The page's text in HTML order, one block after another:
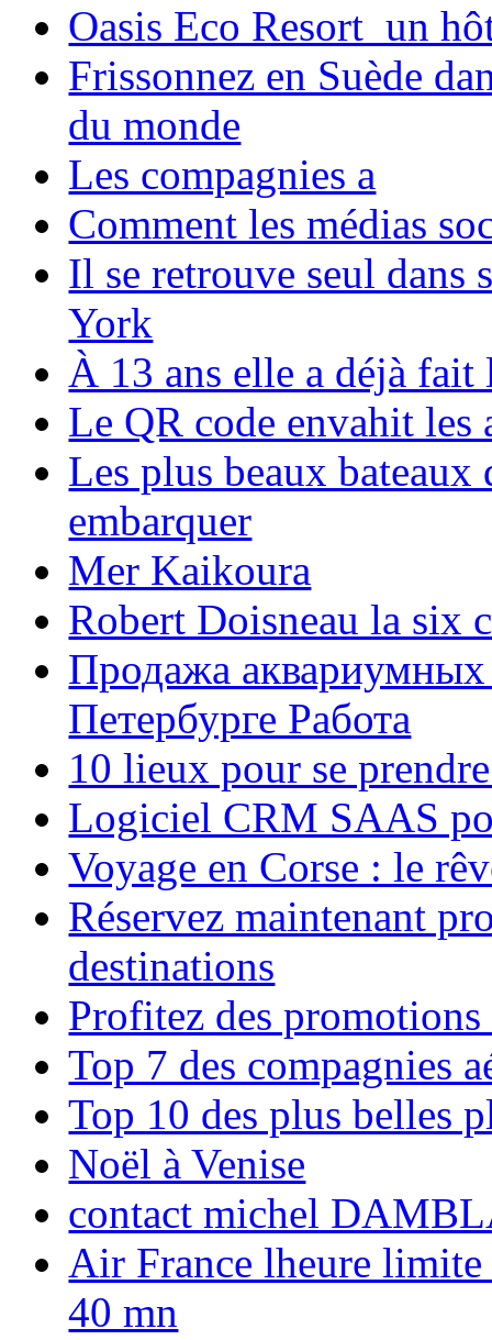
Oasis Eco Resort un
Frissonnez en Suède
du monde
Les compagnies a
Comment les médias
Il se retrouve seul dans
York
À 13 ans elle a déjà
Le QR code envahit les
Les plus beaux bateaux
embarquer
Mer Kaikoura
Robert Doisneau la six
Продажа аквариумных
Петербурге Работа
10 lieux pour se
Logiciel CRM SAAS
Voyage en Corse : le
Réservez maintenant
destinations
Profitez des
Top 7 des compagnies
Top 10 des plus belles
Noël à Venise
contact michel
Air France lheure limite
40 mn